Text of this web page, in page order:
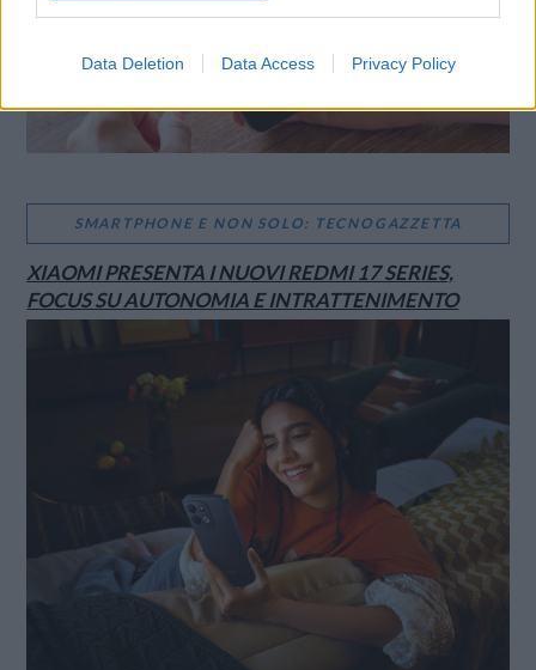
Data Deletion Data Access Privacy Policy
SMARTPHONE E NON SOLO: TECNOGAZZETTA
XIAOMI PRESENTA I NUOVI REDMI 17 SERIES,
FOCUS SU AUTONOMIA E INTRATTENIMENTO